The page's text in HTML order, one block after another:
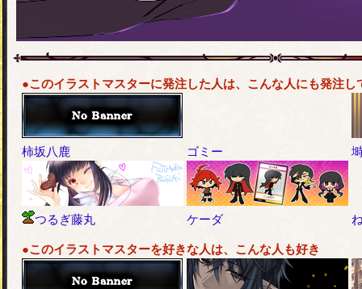
●このイラストマスターに発注した人は、こんな人にも発注し
柿坂八鹿 ゴミー
つるぎ藤丸 ケーダ
●このイラストマスターを好きな人は、こんな人も好き